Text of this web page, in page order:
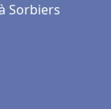
Sorbiers